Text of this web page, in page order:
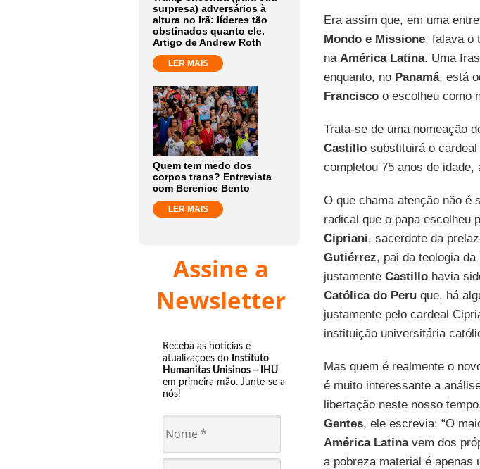
surpresa) adversários à
altura no Irã: líderes tão
obstinados quanto ele.
Artigo de Andrew Roth
LER MAIS
Quem tem medo dos
corpos trans? Entrevista
com Berenice Bento
LER MAIS
Assine a
Newsletter
Receba as notícias e
atualizações do Instituto
Humanitas Unisinos – IHU
em primeira mão. Junte-se a
nós!
Era assim que, em uma
Mondo e Missione, falava o
na América Latina. Uma
enquanto, no Panamá, está
Franciscoo escolheu como
Trata-se de uma nomeação
Castillosubstituirá o cardeal
completou 75 anos de
O que chama atenção não é
radical que o papa escolheu
Cipriani, sacerdote da
Gutiérrez, pai da teologia
justamente Castillohavia
Católica do Peruque, há
justamente pelo cardeal
instituição universitária
Mas quem é realmente o
é muito interessante a
libertação neste nosso
Gentes, ele escrevia: “O
América Latinavem dos
a pobreza material é apenas